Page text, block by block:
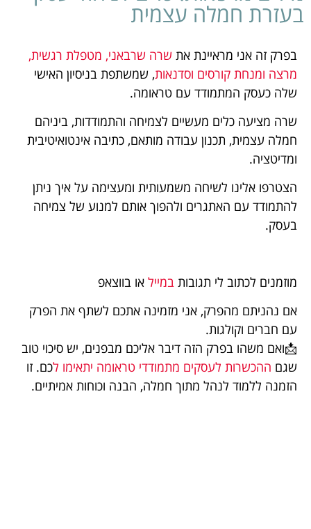
בעזרת חמלה עצמית
בפרק זה אני מראיינת את שרה שרבאני, מטפלת רגשית,
מרצה ומנחת קורסים וסדנאות, שמשתפת בניסיון האישי
שלה כעסק המתמודד עם טראומה.
שרה מציעה כלים מעשיים לצמיחה והתמודדות, ביניהם
חמלה עצמית, תכנון עבודה מותאם, כתיבה אינטואיטיבית
ומדיטציה.
הצטרפו אלינו לשיחה משמעותית ומעצימה על איך ניתן
להתמודד עם האתגרים ולהפוך אותם למנוע של צמיחה
בעסק.
מוזמנים לכתוב לי תגובות במייל או בווצאפ
אם נהניתם מהפרק, אני מזמינה אתכם לשתף את הפרק
עם חברים וקולגות.
📩ואם משהו בפרק הזה דיבר אליכם מבפנים, יש סיכוי טוב
שגם ההכשרות לעסקים מתמודדי טראומה יתאימו לכם. זו
הזמנה ללמוד לנהל מתוך חמלה, הבנה וכוחות אמיתיים.